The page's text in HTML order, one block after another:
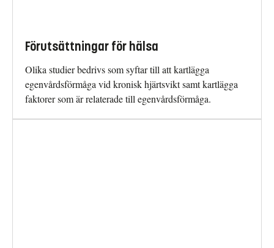
Förutsättningar för hälsa
Olika studier bedrivs som syftar till att kartlägga
egenvårdsförmåga vid kronisk hjärtsvikt samt kartlägga
faktorer som är relaterade till egenvårdsförmåga.